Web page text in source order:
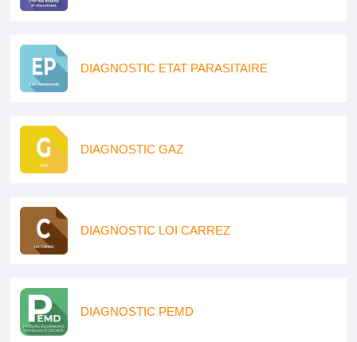
DIAGNOSTIC ETAT PARASITAIRE
DIAGNOSTIC GAZ
DIAGNOSTIC LOI CARREZ
DIAGNOSTIC PEMD